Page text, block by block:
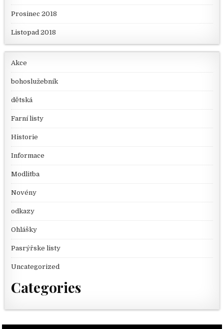
Prosinec 2018
Listopad 2018
Akce
bohoslužebník
dětská
Farní listy
Historie
Informace
Modlitba
Novény
odkazy
Ohlášky
Pasrýřske listy
Uncategorized
Categories